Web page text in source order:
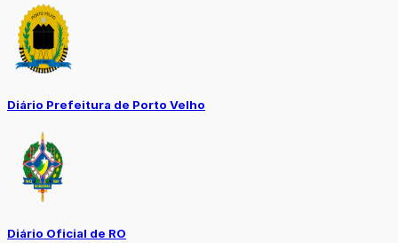
Diário Prefeitura de Porto Velho
Diário Oficial de RO